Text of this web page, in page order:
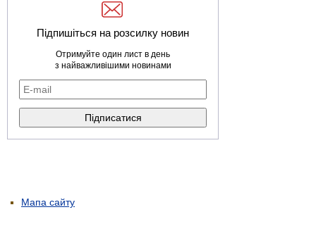
Підпишіться на розсилку новин
Отримуйте один лист в день
з найважливішими новинами
Мапа сайту